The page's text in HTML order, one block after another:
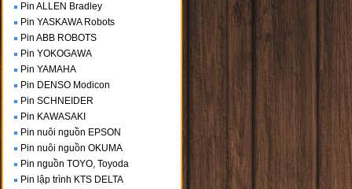
Pin ALLEN Bradley
Pin YASKAWA Robots
Pin ABB ROBOTS
Pin YOKOGAWA
Pin YAMAHA
Pin DENSO Modicon
Pin SCHNEIDER
Pin KAWASAKI
Pin nuôi nguồn EPSON
Pin nuôi nguồn OKUMA
Pin nguồn TOYO, Toyoda
Pin lập trình KTS DELTA